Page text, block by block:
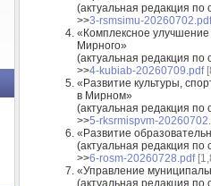
(актуальная редакция
>>3-rsmsimu-20260702.pdf
«Комплексное улучшение
Мирного»
(актуальная редакция
>>4-kubiab-20260709.pdf
«Развитие культуры,
в Мирном»
(актуальная редакция
>>5-rksrmispvm-
«Развитие
(актуальная редакция
>>6-rosm-20260728.pdf
«Управление
(актуальная редакция